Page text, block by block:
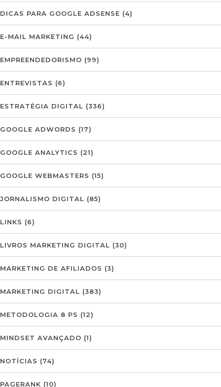
DICAS PARA GOOGLE ADSENSE (4)
E-MAIL MARKETING (44)
EMPREENDEDORISMO (99)
ENTREVISTAS (6)
ESTRATÉGIA DIGITAL (336)
GOOGLE ADWORDS (17)
GOOGLE ANALYTICS (21)
GOOGLE WEBMASTERS (15)
JORNALISMO DIGITAL (85)
LINKS (6)
LIVROS MARKETING DIGITAL (30)
MARKETING DE AFILIADOS (3)
MARKETING DIGITAL (383)
METODOLOGIA 8 PS (12)
MINDSET AVANÇADO (1)
NOTÍCIAS (74)
PAGERANK (10)